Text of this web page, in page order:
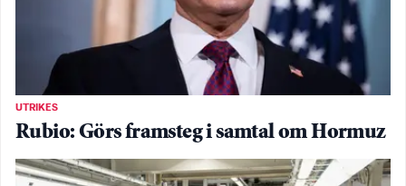
UTRIKES
Rubio: Görs framsteg i samtal om Hormuz